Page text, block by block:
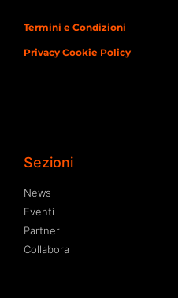
Termini e Condizioni
Privacy Cookie Policy
Sezioni
News
Eventi
Partner
Collabora